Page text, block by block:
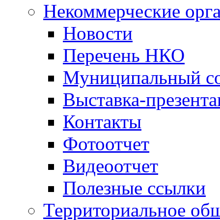
Некоммерческие
Новости
Перечень НКО
Муниципальный
Выставка-
Контакты
Фотоотчет
Видеоотчет
Полезные ссылки
Территориальное